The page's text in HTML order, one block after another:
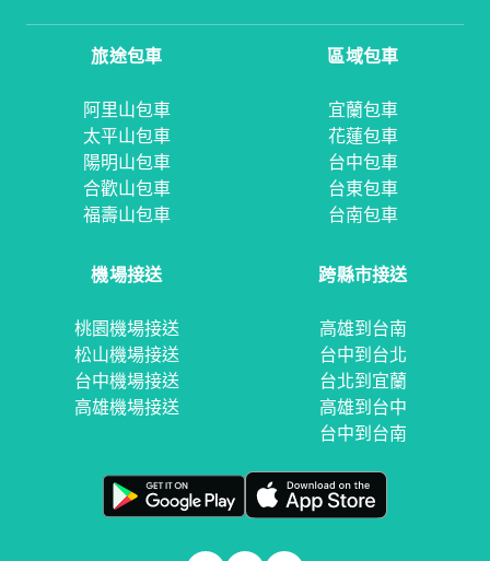
旅途包車
阿里山包車
太平山包車
陽明山包車
合歡山包車
福壽山包車
區域包車
宜蘭包車
花蓮包車
台中包車
台東包車
台南包車
機場接送
桃園機場接送
松山機場接送
台中機場接送
高雄機場接送
跨縣市接送
高雄到台南
台中到台北
台北到宜蘭
高雄到台中
台中到台南